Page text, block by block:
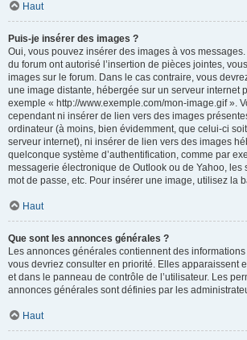
Haut
Puis-je insérer des images ?
Oui, vous pouvez insérer des images à vos
du forum ont autorisé l’insertion de pièces jointes,
images sur le forum. Dans le cas contraire, vous
une image distante, hébergée sur un serveur internet
exemple « http://www.exemple.com/mon-image.gif ».
cependant ni insérer de lien vers des images
ordinateur (à moins, bien évidemment, que celui-ci
serveur internet), ni insérer de lien vers des images
quelconque système d’authentification, comme par
messagerie électronique de Outlook ou de Yahoo, les
mot de passe, etc. Pour insérer une image, utilisez la
Haut
Que sont les annonces générales ?
Les annonces générales contiennent des
vous devriez consulter en priorité. Elles apparaissent
et dans le panneau de contrôle de l’utilisateur. Les
annonces générales sont définies par les
Haut